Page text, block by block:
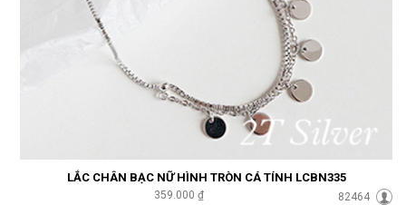
LẮC CHÂN BẠC NỮ HÌNH TRÒN CÁ TÍNH LCBN335
359.000 ₫ 82464